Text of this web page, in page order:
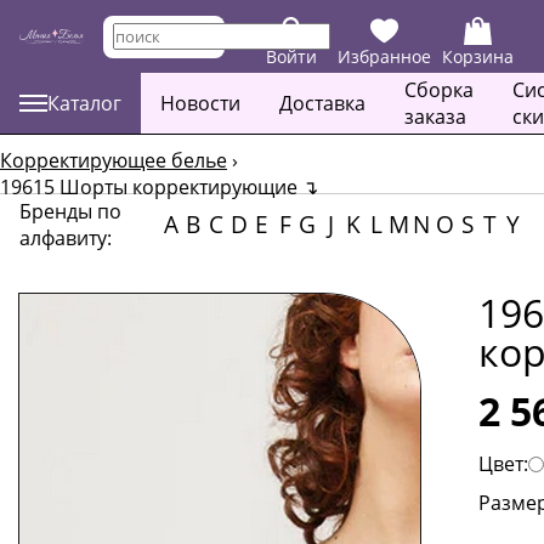
Войти Избранное Корзина
Каталог Новости Доставка
Сборка
заказа
Корректирующее белье›
19615 Шорты корректирующие↴
Бренды по
алфавиту:
A B C D E F G J K L MN O S T Y
2
Цвет: